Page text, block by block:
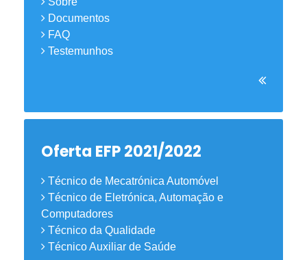
Documentos
FAQ
Testemunhos
Oferta EFP 2021/2022
Técnico de Mecatrónica Automóvel
Técnico de Eletrónica, Automação e
Computadores
Técnico da Qualidade
Técnico Auxiliar de Saúde